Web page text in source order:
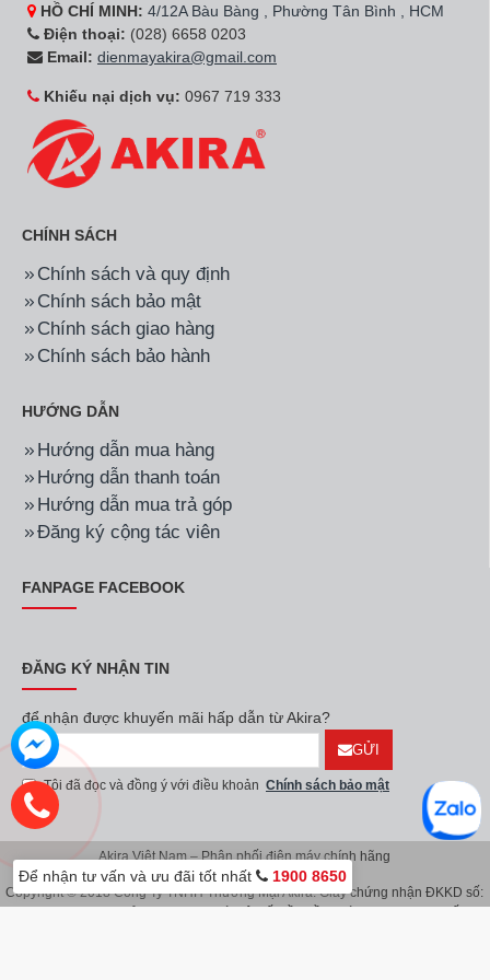
HỒ CHÍ MINH: 4/12A Bàu Bàng , Phường Tân Bình , HCM
Điện thoại: (028) 6658 0203
Email: dienmayakira@gmail.com
Khiếu nại dịch vụ: 0967 719 333
CHÍNH SÁCH
Chính sách và quy định
Chính sách bảo mật
Chính sách giao hàng
Chính sách bảo hành
HƯỚNG DẪN
Hướng dẫn mua hàng
Hướng dẫn thanh toán
Hướng dẫn mua trả góp
Đăng ký cộng tác viên
FANPAGE FACEBOOK
ĐĂNG KÝ NHẬN TIN
để nhận được khuyến mãi hấp dẫn từ Akira?
GỬI
Tôi đã đọc và đồng ý với điều khoản Chính sách bảo mật
Akira Việt Nam – Phân phối điện máy chính hãng
Copyright © 2018 Công Ty TNHH Thương Mại Akira. Giấy chứng nhận ĐKKD số:
Để nhận tư vấn và ưu đãi tốt nhất 1900 8650